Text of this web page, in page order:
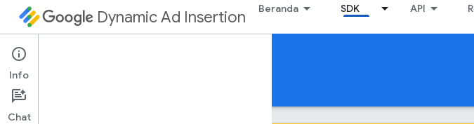
Dynamic Ad Insertion Beranda SDK API
IMA DAI SDK untuk Android
Panduan
Info
Chat